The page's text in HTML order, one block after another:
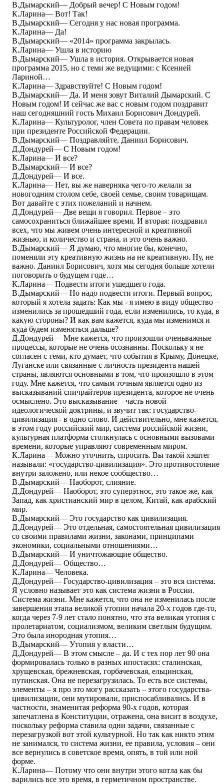
В.Дымарский― Добрый вечер! С Новым годом!
К.Ларина― Вот! Так!
В.Дымарский― Сегодня у нас новая программа.
К.Ларина― Да!
В.Дымарский― «2014» программа закрылась.
К.Ларина― Ушла в историю
В.Дымарский― Ушла в история. Открывается новая
программа 2015, но с теми же ведущими: с Ксенией
Лариной…
К.Ларина― Здравствуйте! С Новым годом!
В.Дымарский― Да. И меня зовут Виталий Дымарский. С
Новым годом! И сейчас же вас с новым годом поздравит
наш сегодняшний гость Михаил Борисович Дондурей.
К.Ларина― Культуролог, член Совета по правам человек
при президенте Российской Федерации.
В.Дымарский― Поздравляйте, Даниил Борисович.
Д.Дондурей― С Новым годом!
К.Ларина― И все?
В.Дымарский― И все?
Д.Дондурей― И все.
К.Ларина― Нет, вы же наверняка чего-то желали за
новогодним столом себе, своей семье, своим товарищам.
Вот давайте с этих пожеланий и начнем.
Д.Дондурей― Две вещи я говорил. Первое – это
самосохраниться ближайшее время. И вторая: поздравил
всех, что мы живем очень интересной и креативной
жизнью, и количество и страна, и это очень важно.
В.Дымарский― Я думаю, что многие бы, конечно,
поменяли эту креативную жизнь на не креативную. Ну, не
важно. Даниил Борисович, хотя мы сегодня больше хотели
поговорить о будущем годе…
К.Ларина― Подвести итоги ушедшего года.
В.Дымарский― Но надо подвести итоги. Первый вопрос,
который я хотела задать: Как мы - я имею в виду общество –
изменились за прошедший года, если изменились, то куда, в
какую стороны? И как вам кажется, куда мы изменимся и
куда будем изменяться дальше?
Д.Дондурей― Мне кажется, что произошли оченьважные
процессы, которые не очень осознанны. Поскольку я не
согласен с теми, кто думает, что события в Крыму, Донецке,
Луганске или связанные с личность президента нашей
страны, являются основными в том, что произошло в этом
году. Мне кажется, что самым точным является одно из
высказываний спичрайтеров президента, которое не очень
осмыслено. Это высказывание – часть новой
идеологической доктрины, и звучит так: государство-
цивилизация - в одно слово. И действительно, мне кажется,
в этом году российский мир, система российской жизни,
культурная платформа столкнулась с основными вызовами
времени, которые управляют современным миром.
К.Ларина― Можно уточнить, спросить. Вы такой хэштег
называли: «государство-цивилизация». Это противостояние
внутри заложено, или некое сообщество…
В.Дымарский― Наоборот, слияние.
Д.Дондурей― Наоборот, это суперэтнос, это такое же, как
Запад, как христианский мир в целом, Китай, как арабский
мир.
В.Дымарский― Это государство как цивилизация.
Д.Дондурей― Это отдельная, самостоятельная цивилизация
со своими правилами жизни, законами, принципами
экономики, социальными отношениями…
В.Дымарский― И уничтожающие общество.
Д.Дондурей― Общество…
К.Ларина― Человека.
Д.Дондурей― Государство-цивилизация – это вся система.
Я условно называет это как система жизни в России.
Система жизни. Мне кажется, что она не изменилась после
завершения этапа великой утопии начала 20-х годов где-то,
когда через 7-9 лет стало понятно, что эта великая утопия с
пролетариатом, социализмом, великим светлым будущим.
Это была инородная утопия…
В.Дымарский― Утопия у власти…
Д.Дондурей― В этом смысле – да. И с тех пор лет 90 она
формировалась только в разных ипостасях: сталинская,
хрущевская, брежневская, горбачевская, ельцинская,
путинская. Она не перезагрузилась. То есть все системы,
элементы – я про это могу рассказать – этого государства-
цивилизации, они мутировали, приспосабливались. И в
частности, знаменитая реформа 90-х годов, которая
запечатлена в Конституции, отражена, она висит в воздухе,
поскольку реформа ставила одни задачи, связанные с
перезагрузкой вот этой культурной. Но так как никто этим
не занимался, то система жизни, ее правила, условия – они
все вернулись в советское время, опять, в той или ной
форме.
К.Ларина― Потому что они внутри этого котла как бы
варились все это время, в герметичном пространстве.